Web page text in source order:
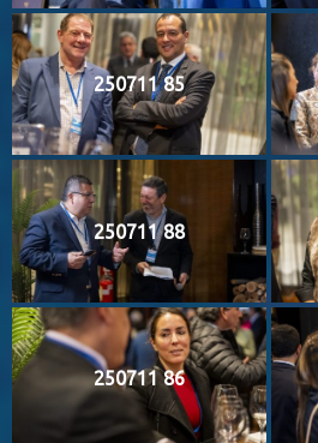
250711 85
250711 88
250711 86